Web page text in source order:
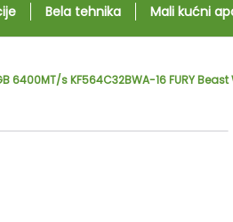
Bela tehnika Mali kućni
6400MT/s KF564C32BWA-16 FURY Beast